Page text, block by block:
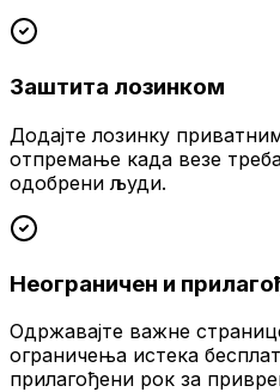
Заштита лозинком
Додајте лозинку
отпремање када везе
одобрени људи.
Неограничен и
Одржавајте важне
ограничења истека
прилагођени рок за